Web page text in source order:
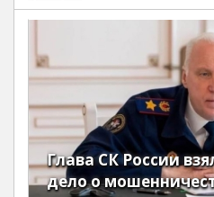
Глава СК России
дело о